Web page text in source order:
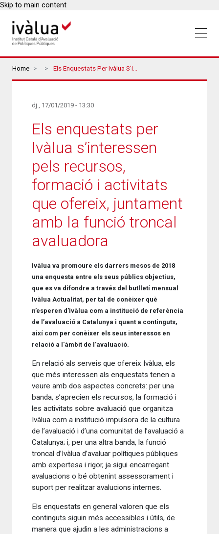
Skip to main content
Breadcrumbs
Home Els Enquestats Per Ivàlua S’interessen Pels Recursos, Formació I Activitats Que Ofereix, Juntament Amb La Funció Troncal Avaluadora
dj., 17/01/2019 - 13:30
Els enquestats per
Ivàlua s’interessen
pels recursos,
formació i activitats
que ofereix, juntament
amb la funció troncal
avaluadora
Ivàlua va promoure els darrers mesos de 2018
una enquesta entre els seus públics objectius,
que es va difondre a través del butlletí mensual
Ivàlua Actualitat, per tal de conèixer què
n’esperen d’Ivàlua com a institució de referència
de l’avaluació a Catalunya i quant a continguts,
així com per conèixer els seus interessos en
relació a l'àmbit de l’avaluació.
En relació als serveis que ofereix Ivàlua, els
que més interessen als enquestats tenen a
veure amb dos aspectes concrets: per una
banda, s’aprecien els recursos, la formació i
les activitats sobre avaluació que organitza
Ivàlua com a institució impulsora de la cultura
de l’avaluació i d’una comunitat de l’avaluació a
Catalunya; i, per una altra banda, la funció
troncal d’Ivàlua d’avaluar polítiques públiques
amb expertesa i rigor, ja sigui encarregant
avaluacions o bé obtenint assessorament i
suport per realitzar avalucions internes.
Els enquestats en general valoren que els
continguts siguin més accessibles i útils, de
manera que ajudin a les administracions a